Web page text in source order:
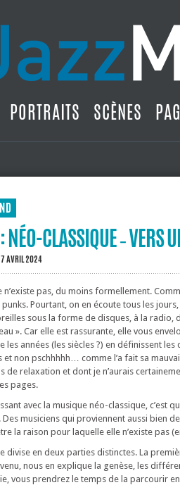
PORTRAITS SCÈNES
CLASSIQUE ‐ VERS
7 AVRIL 2024
n’existe pas, du moins formellement.
Pourtant, on en écoute tous les
sous la forme de disques, à la radio,
». Car elle est rassurante, elle vous
les années (les siècles ?) en définissent
et non pschhhhh… comme l’a fait sa
de relaxation et dont je n’aurais
pages.
avec la musique néo-classique, c’est
musiciens qui proviennent aussi bien
la raison pour laquelle elle n’existe pas
divise en deux parties distinctes. La
nous en explique la genèse, les
vous prendrez le temps de la parcourir